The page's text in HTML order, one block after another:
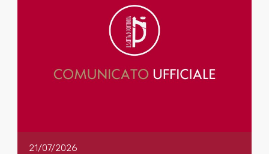
21/07/2026